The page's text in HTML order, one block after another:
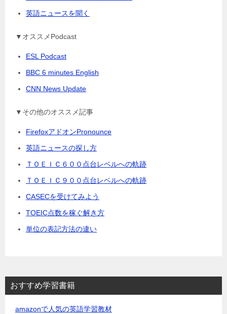
英語ニュースを聞く
▼オススメPodcast
ESL Podcast
BBC 6 minutes English
CNN News Update
▼その他のオススメ記事
FirefoxアドオンPronounce
英語ニュースの探し方
ＴＯＥＩＣ６００点台レベルへの軌跡
ＴＯＥＩＣ９００点台レベルへの軌跡
CASECを受けてみよう
TOEIC点数を稼ぐ解き方
単位の表記方法の違い
おすすめ学習書籍
amazonで人気の英語学習教材